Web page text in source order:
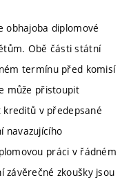
obhajoba diplomové
Obě části státní
termínu před komisí
může přistoupit
v předepsané
navazujícího
práci v řádném
zkoušky jsou